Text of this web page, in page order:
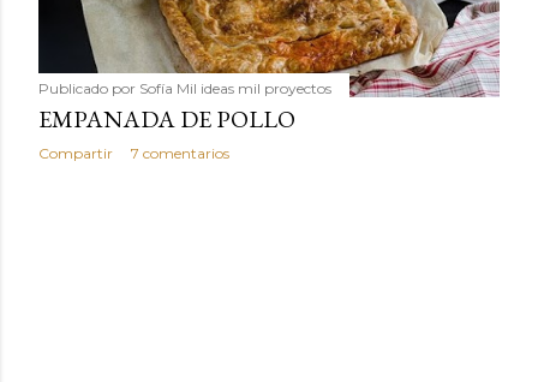
sustituto perfecto a los frutos se...
Publicado por Sofía Mil ideas mil proyectos
EMPANADA DE POLLO
Compartir 7 comentarios